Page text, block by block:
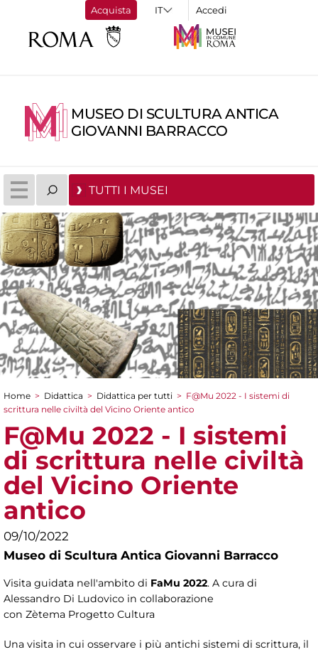
Acquista Accedi
MUSEO DI SCULTURA ANTICA
GIOVANNI BARRACCO
TUTTI I MUSEI
Tu sei qui
Home > Didattica > Didattica per tutti > F@Mu 2022 - I sistemi di
scrittura nelle civiltà del Vicino Oriente antico
F@Mu 2022 - I sistemi
di scrittura nelle civiltà
del Vicino Oriente
antico
09/10/2022
Museo di Scultura Antica Giovanni Barracco
Visita guidata nell'ambito di FaMu 2022. A cura di
Alessandro Di Ludovico in collaborazione
con Zètema Progetto Cultura
Una visita in cui osservare i più antichi sistemi di scrittura, il